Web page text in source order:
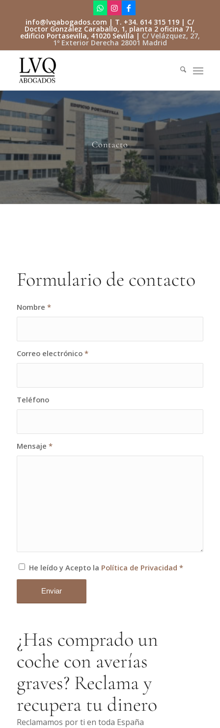
info@lvqabogados.com | T. +34. 614 315 119 | C/
Doctor González Caraballo, 1, planta 2 oficina 71,
edificio Portasevilla, 41020 Sevilla | C/ Velázquez, 27,
1º Exterior Derecha 28001 Madrid
Contacto
Formulario de contacto
Nombre *
Correo electrónico *
Teléfono
Mensaje *
He leído y Acepto la Política de Privacidad *
¿Has comprado un
coche con averías
graves? Reclama y
recupera tu dinero
Reclamamos por ti en toda España